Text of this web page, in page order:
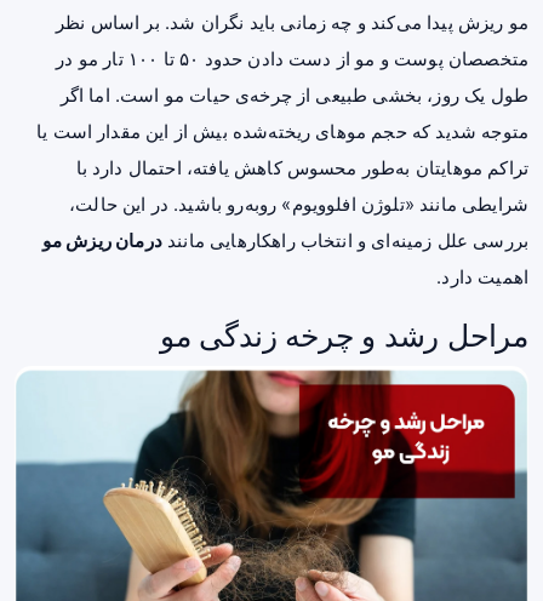
مو ریزش پیدا می‌کند و چه زمانی باید نگران شد. بر اساس نظر
متخصصان پوست و مو از دست دادن حدود ۵۰ تا ۱۰۰ تار مو در
طول یک روز، بخشی طبیعی از چرخه‌ی حیات مو است. اما اگر
متوجه شدید که حجم موهای ریخته‌شده بیش از این مقدار است یا
تراکم موهایتان به‌طور محسوس کاهش یافته، احتمال دارد با
شرایطی مانند «تلوژن افلوویوم» روبه‌رو باشید. در این حالت،
بررسی علل زمینه‌ای و انتخاب راهکارهایی ماننددرمان ریزش مو
اهمیت دارد.
مراحل رشد و چرخه زندگی مو